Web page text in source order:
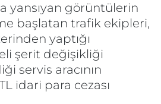
yansıyan görüntülerin
başlatan trafik ekipleri,
yaptığı
şerit değişikliği
servis aracının
idari para cezası